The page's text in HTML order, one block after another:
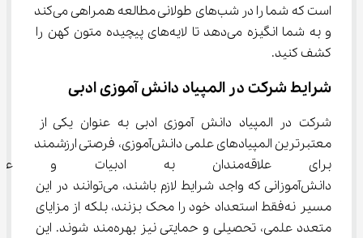
است که شما را در شب‌های طولانی مطالعه همراهی می‌کند
و به شما انگیزه می‌دهد تا لایه‌های پیچیده متون کهن را
کشف کنید.
شرایط شرکت در المپیاد دانش آموزی ادبی
شرکت در المپیاد دانش آموزی ادبی به عنوان یکی از
معتبرترین المپیادهای علمی دانش‌آموزی، فرصتی ارزشمند
برای علاقه‌مندان به ادبیات
دانش‌آموزانی که واجد شرایط لازم باشند، می‌توانند در این
مسیر نه‌فقط استعداد خود را محک بزنند، بلکه از مزایای
متعدد علمی، تحصیلی و حمایتی نیز بهره‌مند شوند. این